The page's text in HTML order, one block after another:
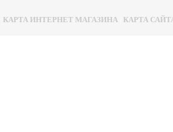
КАРТА ИНТЕРНЕТ МАГАЗИНА КАРТА
Задать вопрос